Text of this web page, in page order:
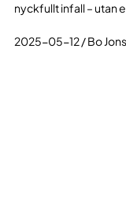
nyckfullt infall – utan
2025-05-12 / Bo